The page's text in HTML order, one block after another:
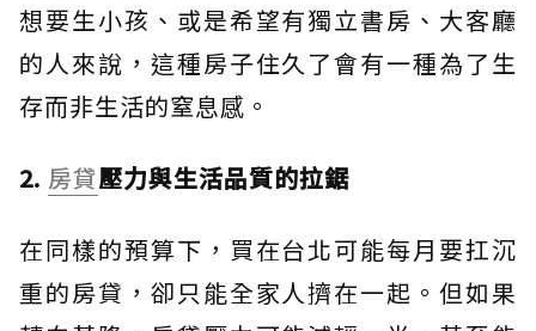
想要生小孩、或是希望有獨立書房、大客廳
的人來說，這種房子住久了會有一種為了生
存而非生活的窒息感。
2. 房貸壓力與生活品質的拉鋸
在同樣的預算下，買在台北可能每月要扛沉
重的房貸，卻只能全家人擠在一起。但如果